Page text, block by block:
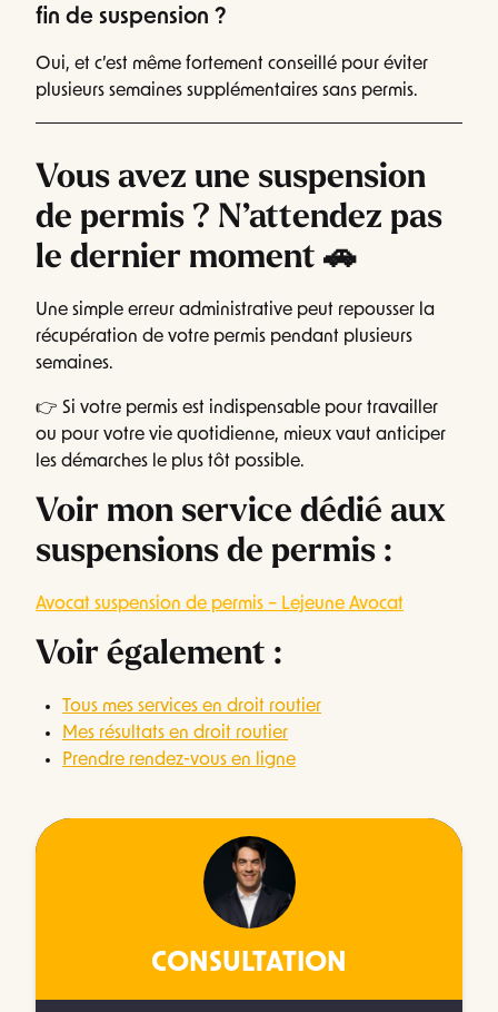
fin de suspension ?
Oui, et c’est même fortement conseillé pour éviter
plusieurs semaines supplémentaires sans permis.
Vous avez une suspension
de permis ? N’attendez pas
le dernier moment 🚗
Une simple erreur administrative peut repousser la
récupération de votre permis pendant plusieurs
semaines.
👉 Si votre permis est indispensable pour travailler
ou pour votre vie quotidienne, mieux vaut anticiper
les démarches le plus tôt possible.
Voir mon service dédié aux
suspensions de permis :
Avocat suspension de permis – Lejeune Avocat
Voir également :
Tous mes services en droit routier
Mes résultats en droit routier
Prendre rendez-vous en ligne
CONSULTATION